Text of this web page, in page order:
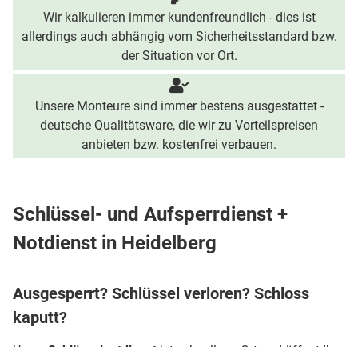
Wir kalkulieren immer kundenfreundlich - dies ist
allerdings auch abhängig vom Sicherheitsstandard bzw.
der Situation vor Ort.
Unsere Monteure sind immer bestens ausgestattet -
deutsche Qualitätsware, die wir zu Vorteilspreisen
anbieten bzw. kostenfrei verbauen.
Schlüssel- und Aufsperrdienst +
Notdienst in Heidelberg
Ausgesperrt? Schlüssel verloren? Schloss
kaputt?